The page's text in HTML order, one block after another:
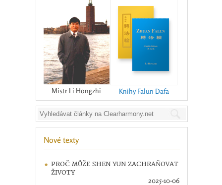
Mistr Li Hongzhi Knihy Falun Dafa
Nové texty
PROČ MŮŽE SHEN YUN ZACHRAŇOVAT
ŽIVOTY
2025-10-06